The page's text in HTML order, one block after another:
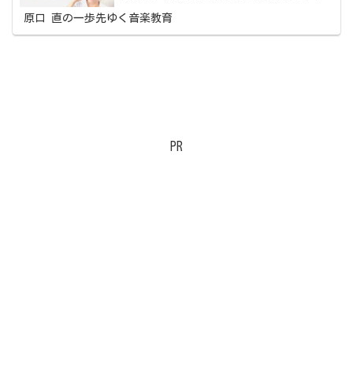
報と提案を発信しています...
原口 直の一歩先ゆく音楽教育
PR